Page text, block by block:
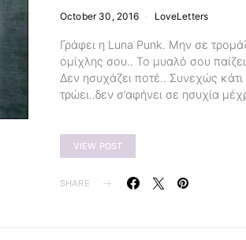
October 30, 2016 LoveLetters
Γράφει η Luna Punk. Μην σε
ομίχλης σου.. Το μυαλό σου παίζει
Δεν ησυχάζει ποτέ.. Συνεχώς κάτι
τρώει..δεν σ’αφήνει σε ησυχία
VIEW POST
SHARE